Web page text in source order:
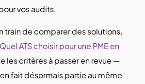
vos audits.
train de comparer des solutions,
ATS choisir pour une PME en
les critères à passer en revue —
fait désormais partie au même